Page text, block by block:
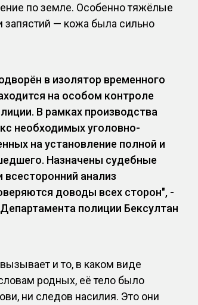
по земле. Особенно тяжёлые
— кожа была сильно
в изолятор временного
на особом контроле
В рамках производства
необходимых уголовно-
на установление полной и
Назначены судебные
всесторонний анализ
доводы всех сторон", -
полиции Бексултан
и то, в каком виде
родных, её тело было
ни следов насилия. Это они